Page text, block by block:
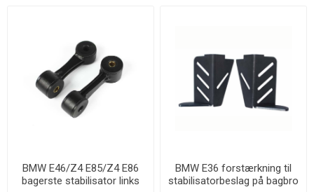
BMW E46/Z4 E85/Z4 E86
bagerste stabilisator links
BMW E36 forstærkning til
stabilisatorbeslag på bagbro